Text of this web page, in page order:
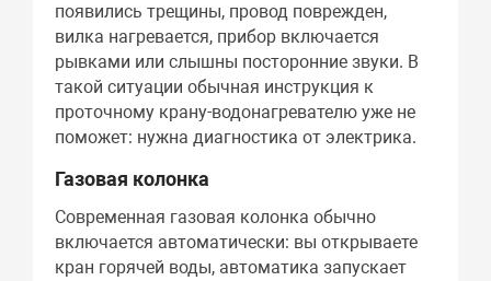
появились трещины, провод поврежден,
вилка нагревается, прибор включается
рывками или слышны посторонние звуки. В
такой ситуации обычная инструкция к
проточному крану-водонагревателю уже не
поможет: нужна диагностика от электрика.
Газовая колонка
Современная газовая колонка обычно
включается автоматически: вы открываете
кран горячей воды, автоматика запускает